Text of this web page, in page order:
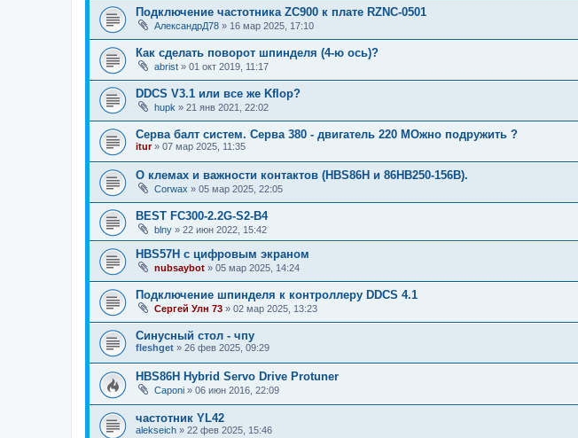
Подключение частотника ZC900 к плате RZNC-0501
АлександрД78 » 16 мар 2025, 17:10
Как сделать поворот шпинделя (4-ю ось)?
abrist » 01 окт 2019, 11:17
DDCS V3.1 или все же Kflop?
hupk » 21 янв 2021, 22:02
Серва балт систем. Серва 380 - двигатель 220 МОжно подружить ?
itur» 07 мар 2025, 11:35
О клемах и важности контактов (HBS86H и 86HB250-156B).
Corwax » 05 мар 2025, 22:05
BEST FC300-2.2G-S2-B4
blny » 22 июн 2022, 15:42
HBS57H с цифровым экраном
nubsaybot » 05 мар 2025, 14:24
Подключение шпинделя к контроллеру DDCS 4.1
Сергей Улн 73 » 02 мар 2025, 13:23
Синусный стол - чпу
fleshget » 26 фев 2025, 09:29
HBS86H Hybrid Servo Drive Protuner
Caponi » 06 июн 2016, 22:09
частотник YL42
alekseich » 22 фев 2025, 15:46